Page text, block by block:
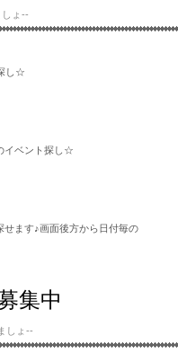
ょ--
し☆
イベント探し☆
ます♪画面後方から日付毎の
集中
しょ--